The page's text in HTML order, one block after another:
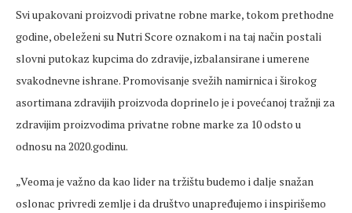
Svi upakovani proizvodi privatne robne marke, tokom prethodne
godine, obeleženi su Nutri Score oznakom i na taj način postali
slovni putokaz kupcima do zdravije, izbalansirane i umerene
svakodnevne ishrane. Promovisanje svežih namirnica i širokog
asortimana zdravijih proizvoda doprinelo je i povećanoj tražnji za
zdravijim proizvodima privatne robne marke za 10 odsto u
odnosu na 2020.godinu.
„Veoma je važno da kao lider na tržištu budemo i dalje snažan
oslonac privredi zemlje i da društvo unapređujemo i inspirišemo